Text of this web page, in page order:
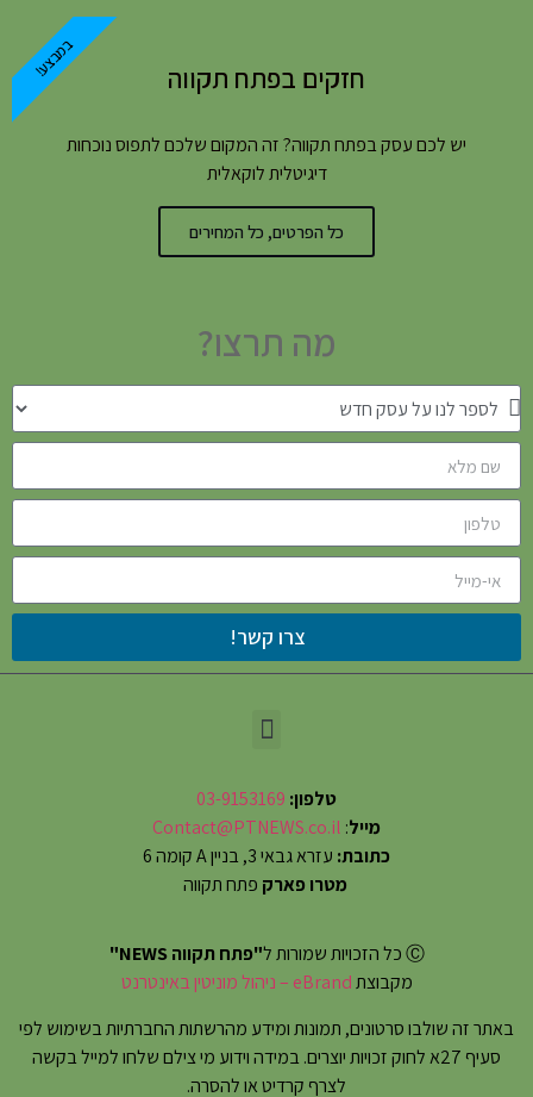
חזקים בפתח תקווה
יש לכם עסק בפתח תקווה? זה המקום שלכם לתפוס נוכחות
דיגיטלית לוקאלית
כל הפרטים, כל המחירים
במבצע!
מה תרצו?
צרו קשר!
טלפון: 03-9153169
מייל:
Contact@PTNEWS.co.il
כתובת: עזרא גבאי 3, בניין A קומה 6
מטרו פארק פתח תקווה
Ⓒ כל הזכויות שמורות ל
"פתח תקווה NEWS"
מקבוצתeBrand – ניהול מוניטין באינטרנט
באתר זה שולבו סרטונים, תמונות ומידע מהרשתות החברתיות בשימוש לפי
סעיף 27א לחוק זכויות יוצרים. במידה וידוע מי צילם שלחו למייל בקשה
לצרף קרדיט או להסרה.